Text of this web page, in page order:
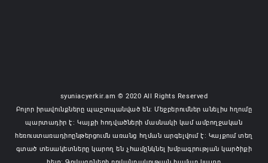
syuniacyerkir.am © 2020 All Rights Reserved
Բոլոր իրավունքները պաշտպանված են: Մեջբերումներ անելիս հղումը
պարտադիր է: Կայքի հոդվածների մասնակի կամ ամբողջական
հեռուստառադիոընթերցումն առանց հղման արգելվում է: Կայքում տեղ
գտած տեսակետները կարող են չհամընկնել խմբագրության կարծիքի